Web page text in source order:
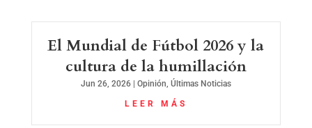
El Mundial de Fútbol 2026 y la
cultura de la humillación
Jun 26, 2026| Opinión, Últimas Noticias
LEER MÁS